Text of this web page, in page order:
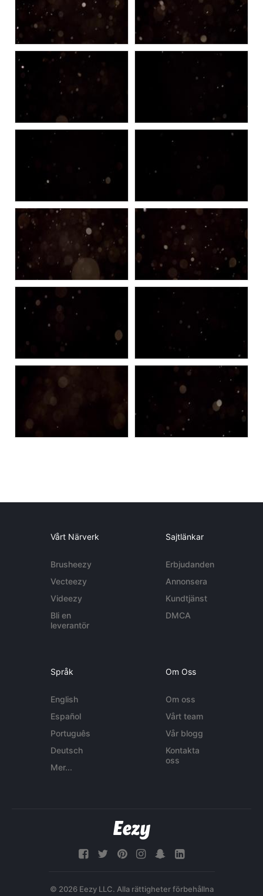
Vårt Närverk
Brusheezy
Vecteezy
Videezy
Bli en
leverantör
Sajtlänkar
Erbjudanden
Annonsera
Kundtjänst
DMCA
Språk
English
Español
Português
Deutsch
Mer...
Om Oss
Om oss
Vårt team
Vår blogg
Kontakta
oss
© 2026 Eezy LLC. Alla rättigheter förbehållna